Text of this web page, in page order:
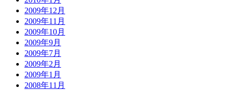
2009年12月
2009年11月
2009年10月
2009年9月
2009年7月
2009年2月
2009年1月
2008年11月